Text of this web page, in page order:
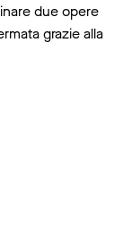
due opere
grazie alla